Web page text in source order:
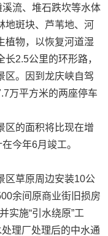
流、堆石跌坎等水体
地斑块、芦苇地、河
植物，以恢复河道湿
2.5公里的环形路，
区。因到龙庆峡自驾
万平方米的两座停车
的面积将比现在增
今年6月竣工。
草原周边安装10公
余间原商业街旧损房
实施“引水绕原”工
理厂处理后的中水通